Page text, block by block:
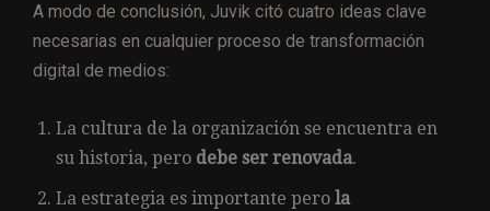
A modo de conclusión, Juvik citó cuatro ideas clave
necesarias en cualquier proceso de transformación
digital de medios:
La cultura de la organización se encuentra en
su historia, pero debe ser renovada.
La estrategia es importante pero la